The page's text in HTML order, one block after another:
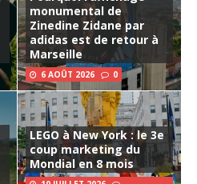
monumental de
Zinedine Zidane par
adidas est de retour à
Marseille
6 AOÛT 2026 0
LEGO à New York : le 3e
coup marketing du
Mondial en 8 mois